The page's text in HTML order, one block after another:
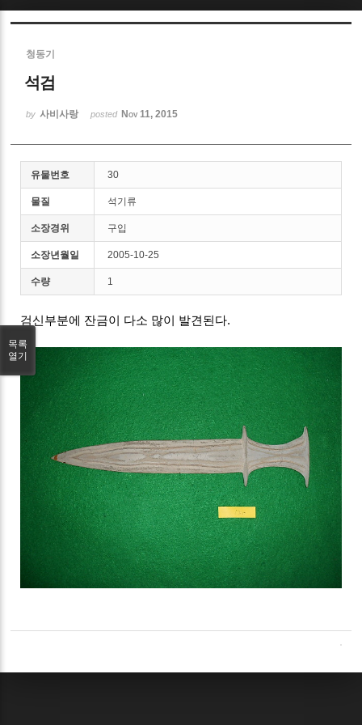
청동기
석검
by 사비사랑 posted Nov 11, 2015
유물번호 30
물질 석기류
소장경위 구입
소장년월일 2005-10-25
수량 1
검신부분에 잔금이 다소 많이 발견된다.
목록
열기
Sketchbook5, 스케치북5
Sketchbook5, 스케치북5